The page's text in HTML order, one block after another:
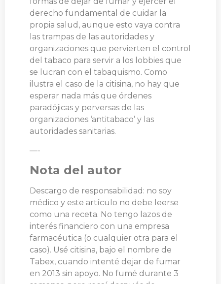
derecho fundamental de cuidar la
propia salud, aunque esto vaya contra
las trampas de las autoridades y
organizaciones que pervierten el control
del tabaco para servir a los lobbies que
se lucran con el tabaquismo. Como
ilustra el caso de la citisina, no hay que
esperar nada más que órdenes
paradójicas y perversas de las
organizaciones ‘antitabaco’ y las
autoridades sanitarias.
—-
Nota del autor
Descargo de responsabilidad: no soy
médico y este artículo no debe leerse
como una receta. No tengo lazos de
interés financiero con una empresa
farmacéutica (o cualquier otra para el
caso). Usé citisina, bajo el nombre de
Tabex, cuando intenté dejar de fumar
en 2013 sin apoyo. No fumé durante 3